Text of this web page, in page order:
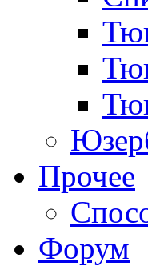
Прочее
Форум